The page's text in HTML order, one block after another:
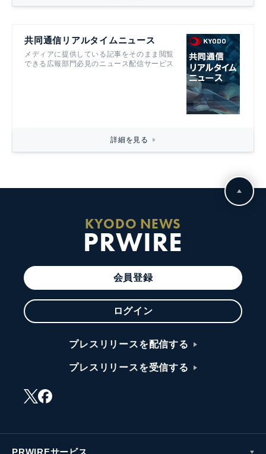
共同通信リアルタイムニュース
メディアに提供している記事をそのまま閲覧
できる広報部門必見のニュース配信サービス
詳細を見る
KYODO NEWS
PRWIRE
会員登録
ログイン
プレスリリースを配信する
プレスリリースを受信する
PRWIREサービス